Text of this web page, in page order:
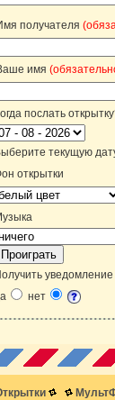
получателя
имя
послать
текущую
открытки
нет